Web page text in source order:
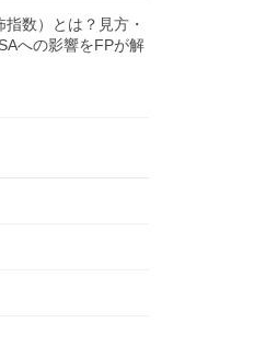
数）とは？見方・
への影響をFPが解